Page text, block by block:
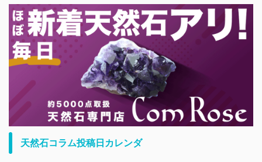
天然石コラム投稿日カレンダ